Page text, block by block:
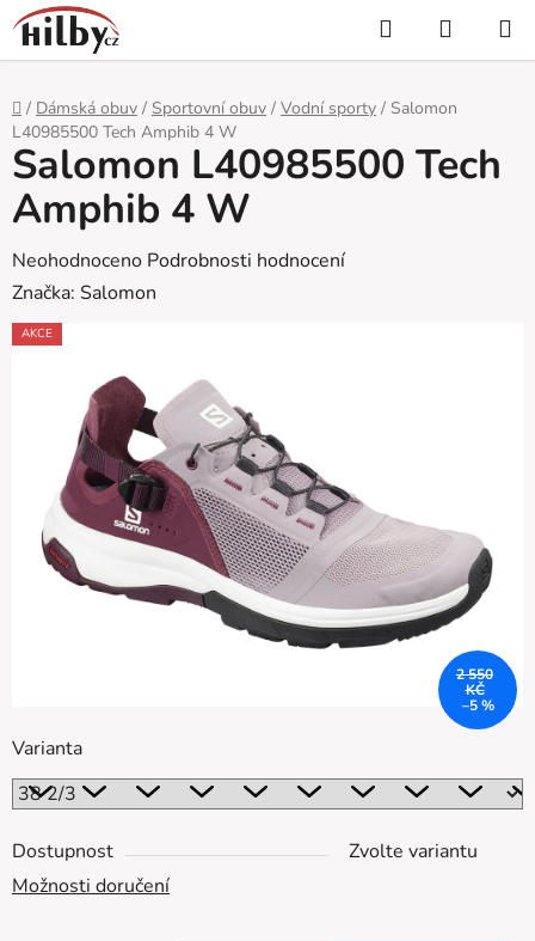
Přejít
na
obsah
Hledat
KOŠÍK
Domů
/ Dámská obuv / Sportovní obuv / Vodní sporty / Salomon
L40985500 Tech Amphib 4 W
Varianta
Dostupnost
Zvolte variantu
Možnosti doručení
Salomon L40985500 Tech
Amphib 4 W
Průměrné
hodnocení
produktu
hvězdiček.
Neohodnoceno Podrobnosti hodnocení
Značka: Salomon
AKCE
2 550
KČ
–5 %